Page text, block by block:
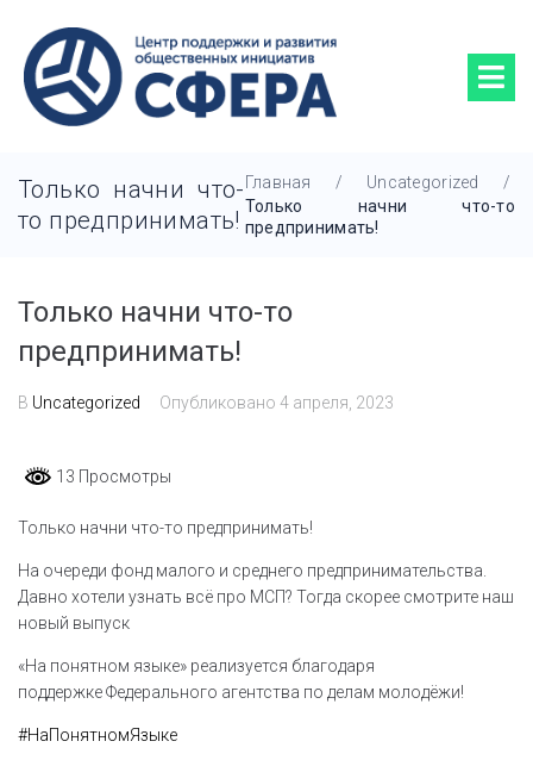
Только начни что-
то предпринимать!
Главная / Uncategorized
/
Только начни что-то
предпринимать!
Только начни что-то
предпринимать!
В Uncategorized Опубликовано 4 апреля, 2023
13 Просмотры
Только начни что-то предпринимать!
На очереди фонд малого и среднего предпринимательства.
Давно хотели узнать всё про МСП? Тогда скорее смотрите наш
новый выпуск
«На понятном языке» реализуется благодаря
поддержке Федерального агентства по делам молодёжи!
#НаПонятномЯзыке